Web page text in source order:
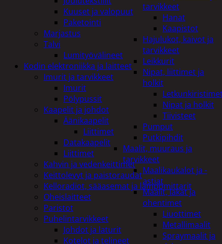
tarvikkeet
Hanat
Kaapistot
Hajulukot, kaivot ja
tarvikkeet
Leikkurit
Nipat, liittimet ja
holkit
Nipat ja holkit
Tiivisteet
Pumput
Putkipihdit
Maalit, muuraus ja
tarvikkeet
Maalikaukalot ja -
astiat
Maalit, lakat ja
ohentimet
Liuottimet
Metallimaalit
Spraymaalit ja
Kuuset ja valopuut
Paketointi
Marjastus
Talvi
Lumityövälineet
Kodin elektroniikka ja laitteet
Imurit ja tarvikkeet
Imurit
Pölypussit
Kaapelit ja johdot
Äänikaapelit
Liittimet
Datakaapelit
Liittimet
Kahvin ja vedenkeittimet
Keittolevyt ja paistoraudat
Kelloradiot, sääasemat ja lämpömittarit
Oheislaitteet
Paristot
Puhelintarvikkeet
Johdot ja laturit
Kotelot ja telineet